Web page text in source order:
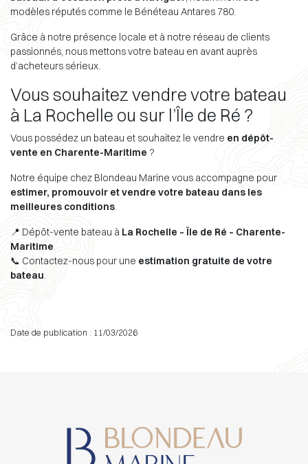
modèles réputés comme le Bénéteau Antares 780.
Grâce à notre présence locale et à notre réseau de clients
passionnés, nous mettons votre bateau en avant auprès
d’acheteurs sérieux.
Vous souhaitez vendre votre bateau
à La Rochelle ou sur l’Île de Ré ?
Vous possédez un bateau et souhaitez le vendre en dépôt-
vente en Charente-Maritime ?
Notre équipe chez Blondeau Marine vous accompagne pour
estimer, promouvoir et vendre votre bateau dans les
meilleures conditions.
📍 Dépôt-vente bateau à La Rochelle – Île de Ré – Charente-
Maritime
📞 Contactez-nous pour une estimation gratuite de votre
bateau.
Date de publication : 11/03/2026